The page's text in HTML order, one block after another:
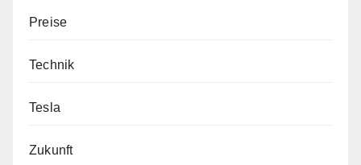
Preise
Technik
Tesla
Zukunft